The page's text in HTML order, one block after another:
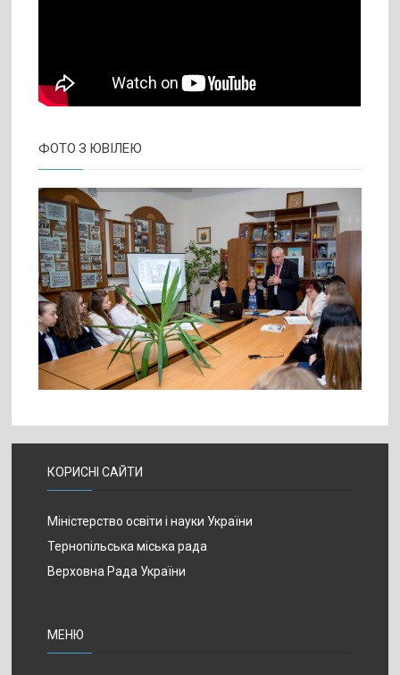
ФОТО З ЮВІЛЕЮ
КОРИСНІ САЙТИ
Міністерство освіти і науки України
Тернопільська міська рада
Верховна Рада України
МЕНЮ